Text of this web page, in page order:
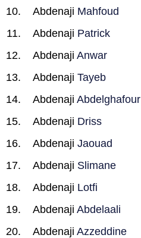
Abdenaji Mahfoud
Abdenaji Patrick
Abdenaji Anwar
Abdenaji Tayeb
Abdenaji Abdelghafour
Abdenaji Driss
Abdenaji Jaouad
Abdenaji Slimane
Abdenaji Lotfi
Abdenaji Abdelaali
Abdenaji Azzeddine